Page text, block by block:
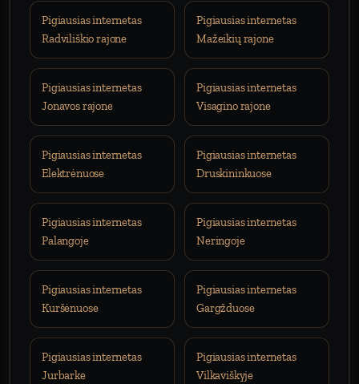
Pigiausias internetas
Radviliškio rajone
Pigiausias internetas
Mažeikių rajone
Pigiausias internetas
Jonavos rajone
Pigiausias internetas
Visagino rajone
Pigiausias internetas
Elektrėnuose
Pigiausias internetas
Druskininkuose
Pigiausias internetas
Palangoje
Pigiausias internetas
Neringoje
Pigiausias internetas
Kuršėnuose
Pigiausias internetas
Gargžduose
Pigiausias internetas
Jurbarke
Pigiausias internetas
Vilkaviškyje